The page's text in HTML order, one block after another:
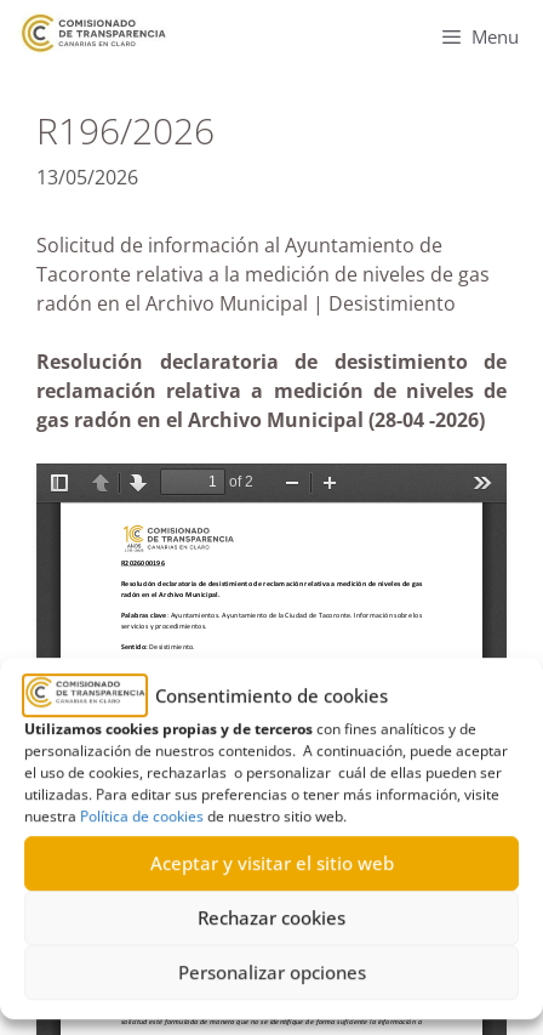
Consentimiento de cookies
Utilizamos cookies propias y de terceroscon fines analíticos y de
personalización de nuestros contenidos. A continuación, puede aceptar
el uso de cookies, rechazarlas o personalizar cuál de ellas pueden ser
utilizadas. Para editar sus preferencias o tener más información, visite
nuestra Política de cookiesde nuestro sitio web.
Aceptar y visitar el sitio web
Rechazar cookies
Personalizar opciones
Menu
R196/2026
13/05/2026
Solicitud de información al Ayuntamiento de
Tacoronte relativa a la medición de niveles de gas
radón en el Archivo Municipal | Desistimiento
Resolución declaratoria de desistimiento de
reclamación relativa a medición de niveles de
gas radón en el Archivo Municipal (28-04 -2026)